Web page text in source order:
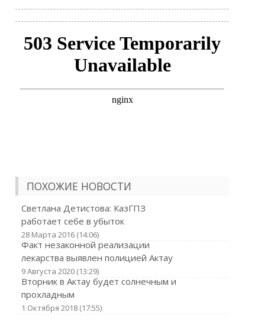
ПОХОЖИЕ НОВОСТИ
Светлана Детистова: КазГПЗ
работает себе в убыток
28 Марта 2016 (14:06)
Факт незаконной реализации
лекарства выявлен полицией Актау
9 Августа 2020 (13:29)
Вторник в Актау будет солнечным и
прохладным
1 Октября 2018 (17:55)